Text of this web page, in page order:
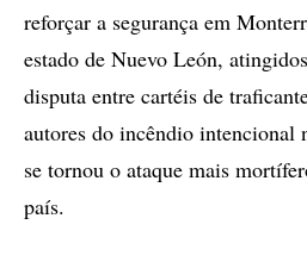
reforçar a segurança em
estado de Nuevo León,
disputa entre cartéis de
autores do incêndio intencional
se tornou o ataque mais
país.